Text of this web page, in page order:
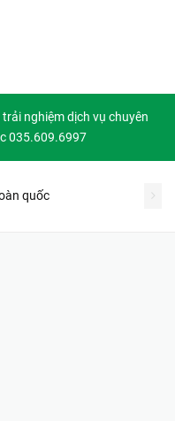
nghiệm dịch vụ chuyên
035.609.6997
quốc